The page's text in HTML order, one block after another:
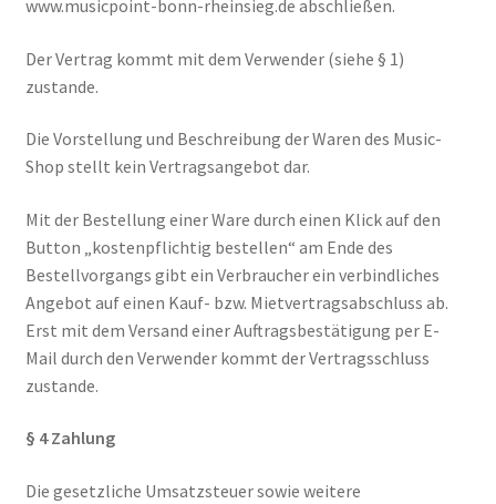
www.musicpoint-bonn-rheinsieg.de abschließen.
Der Vertrag kommt mit dem Verwender (siehe § 1)
zustande.
Die Vorstellung und Beschreibung der Waren des Music-
Shop stellt kein Vertragsangebot dar.
Mit der Bestellung einer Ware durch einen Klick auf den
Button „kostenpflichtig bestellen“ am Ende des
Bestellvorgangs gibt ein Verbraucher ein verbindliches
Angebot auf einen Kauf- bzw. Mietvertragsabschluss ab.
Erst mit dem Versand einer Auftragsbestätigung per E-
Mail durch den Verwender kommt der Vertragsschluss
zustande.
§ 4 Zahlung
Die gesetzliche Umsatzsteuer sowie weitere